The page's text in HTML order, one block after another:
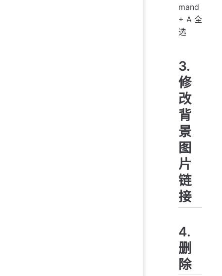
mand
+ A 全
选
3.
修
改
背
景
图
片
链
接
4.
删
除